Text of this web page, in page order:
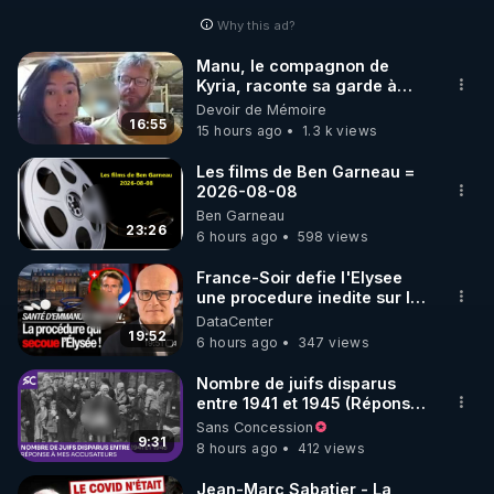
🌱 INSTAGRAM
https://www.instagram.com/rdlr_thierrycasasnovas/
http://rgnr.li/instagram
🌱 LA NEWSLETTER
Pour ne pas rater l’actualité RGNR (stages,
http://rgnr.li/news
🌱 VIDÉOS NON CENSURÉES SUR ODYSEE
Toutes les vidéos Youtube sont aussi sur la
http://rgnr.li/odysee
🌱 LES STAGES EN PRÉSENTIEL
Why this ad?
16:55
Manu, le compagnon de
Kyria, raconte sa garde à
vue musclée. PARTAGEZ!
Devoir de Mémoire
15 hours ago
1.3 k views
23:26
Les films de Ben Garneau =
2026-08-08
Ben Garneau
6 hours ago
598 views
19:52
France-Soir defie l'Elysee
une procedure inedite sur la
sante du president - Nexus
DataCenter
6 hours ago
347 views
9:31
Nombre de juifs disparus
entre 1941 et 1945 (Réponse
à mes accusateurs)
Sans Concession
8 hours ago
412 views
Jean-Marc Sabatier - La